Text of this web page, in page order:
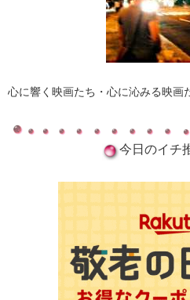
心に響く映画たち・心に沁みる映画
今日のイチ